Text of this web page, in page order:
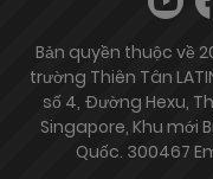
Bản quyền thuộc về
trường Thiên Tân
số 4, Đường Hexu,
Singapore, Khu mới
Quốc. 300467